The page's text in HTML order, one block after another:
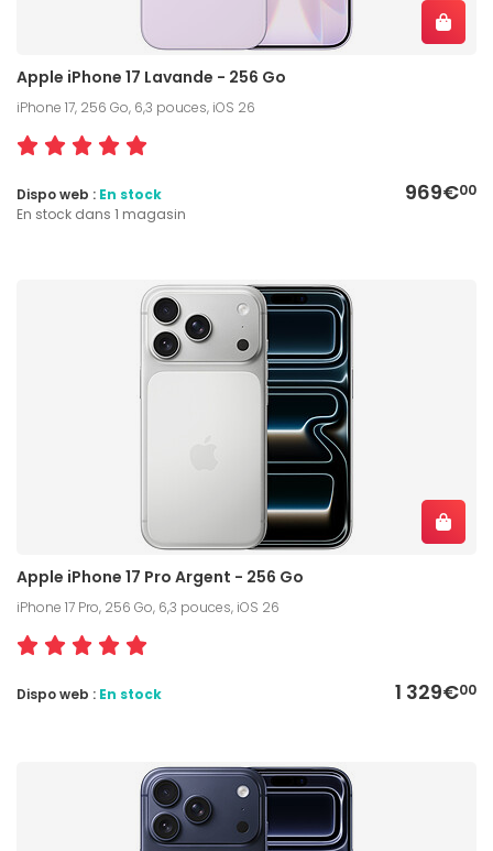
Apple iPhone 17 Lavande - 256 Go
iPhone 17, 256 Go, 6,3 pouces, iOS 26
969€00
Dispo web : En stock
En stock dans 1 magasin
Apple iPhone 17 Pro Argent - 256 Go
iPhone 17 Pro, 256 Go, 6,3 pouces, iOS 26
1 329€00
Dispo web : En stock